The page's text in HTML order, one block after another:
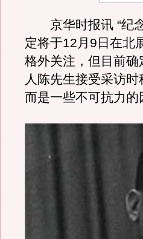
京华时报讯 “纪念
定将于12月9日在北
格外关注，但目前
人陈先生接受采访
而是一些不可抗力的